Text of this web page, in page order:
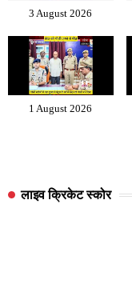
3 August 2026
1 August 2026
लाइव क्रिकेट स्कोर